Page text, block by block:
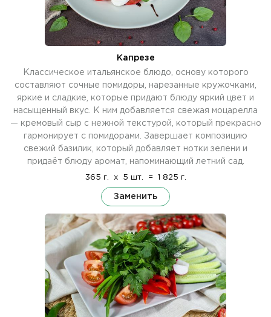
Капрезе
Классическое итальянское блюдо, основу которого
составляют сочные помидоры, нарезанные кружочками,
яркие и сладкие, которые придают блюду яркий цвет и
насыщенный вкус. К ним добавляется свежая моцарелла
— кремовый сыр с нежной текстурой, который прекрасно
гармонирует с помидорами. Завершает композицию
свежий базилик, который добавляет нотки зелени и
придаёт блюду аромат, напоминающий летний сад.
365 г. x 5 шт. = 1 825 г.
Заменить